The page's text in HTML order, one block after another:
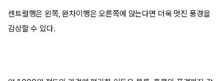
센트럴행은 왼쪽, 완차이행은 오른쪽에 앉는다면 더욱 멋진 풍경을
감상할 수 있다.